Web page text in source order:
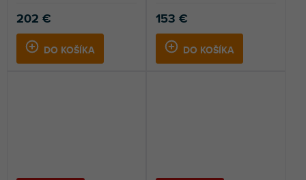
202 €
DO KOŠÍKA
153 €
DO KOŠÍKA